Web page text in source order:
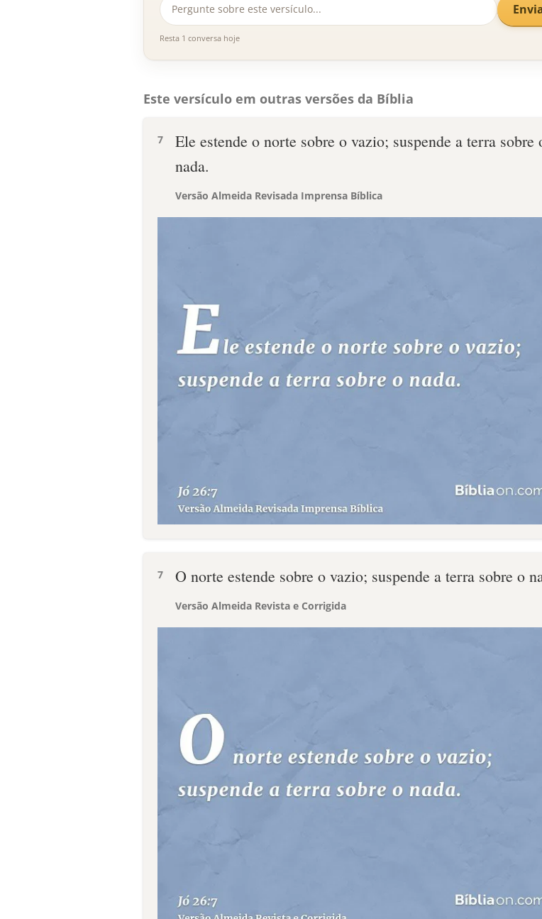
Resta 1 conversa hoje
Este versículo em outras versões da Bíblia
7
Ele estende o norte sobre o vazio; suspende a terra sobre
nada.
Versão Almeida Revisada Imprensa Bíblica
7 O norte estende sobre o vazio; suspende a terra sobre o
Versão Almeida Revista e Corrigida